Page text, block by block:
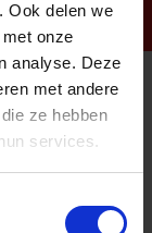
Ook delen we
onze
analyse. Deze
met andere
ze hebben
services.